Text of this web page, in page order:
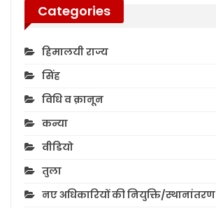
Categories
हिमालयी राज्य
सिंह
विधि व क़ानून
कन्या
वीडियो
तुला
नए अधिकारियों की नियुक्ति/स्थानांतरण